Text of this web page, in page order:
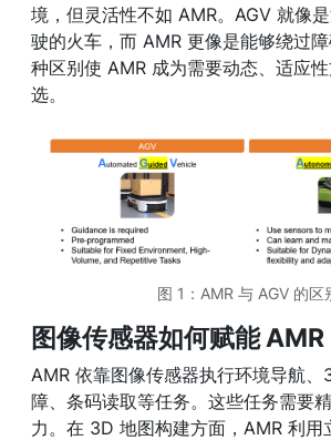
境，但灵活性不如 AMR。AGV 就像
驶的火车，而 AMR 更像是能够绕过
种区别使 AMR 成为需要动态、适应
选。
图 1：AMR 与 AGV 的区
图像传感器如何赋能 AMR
AMR 依靠图像传感器执行环境导航
障、条码读取等任务。这些任务需要
力。在 3D 地图构建方面，AMR 利用